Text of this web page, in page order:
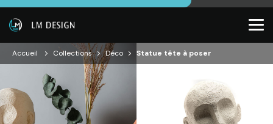
Accueil Collections Déco Statue tête à poser